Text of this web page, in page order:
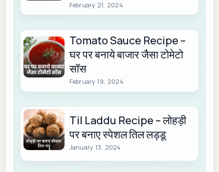
February 21, 2024
Tomato Sauce Recipe –
घर पर बनाये बाजार जैसा टोमेटो
सॉस
February 19, 2024
Til Laddu Recipe – लोहड़ी
पर बनाए स्पेशल तिल लड्डू
January 13, 2024